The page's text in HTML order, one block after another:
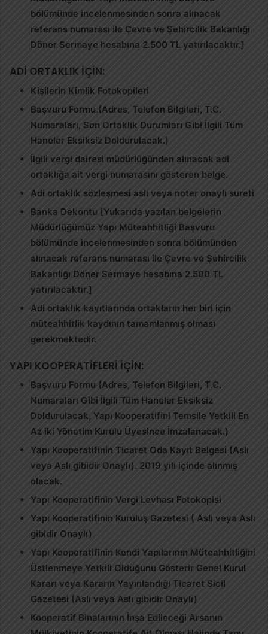
bölümünde incelenmesinden sonra alınacak
referans numarası ile Çevre ve Şehircilik Bakanlığı
Döner Sermaye hesabına 2.500 TL yatırılacaktır.]
ADİ ORTAKLIK İÇİN:
Kişilerin Kimlik Fotokopileri
Başvuru Formu.(Adres, Telefon Bilgileri, T.C.
Numaraları, Son Ortaklık Durumları Gibi İlgili Tüm
Haneler Eksiksiz Doldurulacak.)
İlgili vergi dairesi müdürlüğünden alınacak adi
ortaklığa ait vergi numarasını gösteren belge.
Adi ortaklık sözleşmesi aslı veya noter onaylı sureti
Banka Dekontu [Yukarıda yazılan belgelerin
Müdürlüğümüz Yapı Müteahhitliği Başvuru
bölümünde incelenmesinden sonra bölümünden
alınacak referans numarası ile Çevre ve Şehircilik
Bakanlığı Döner Sermaye hesabına 2.500 TL
yatırılacaktır.]
Adi ortaklık kayıtlarında ortakların her biri için
müteahhitlik kaydının tamamlanmış olması
gerekmektedir.
YAPI KOOPERATİFLERİ İÇİN:
Başvuru Formu (Adres, Telefon Bilgileri, T.C.
Numaraları Gibi İlgili Tüm Haneler Eksiksiz
Doldurulacak, Yapı Kooperatifini Temsile Yetkili En
Az iki Yönetim Kurulu Üyesince İmzalanacak.)
Yapı Kooperatifinin Ticaret Oda Kayıt Belgesi (Aslı
veya Aslı gibidir Onaylı). 2019 yılı içinde alınmış
olacak.
Yapı Kooperatifinin Vergi Levhası Fotokopisi
Yapı Kooperatifinin Kuruluş Gazetesi ( Aslı veya Aslı
gibidir Onaylı)
Yapı Kooperatifinin Kendi Yapılarının Müteahhitliğini
Üstlenmeye Yetkili Olduğunu Gösterir Genel Kurul
Kararı veya Kararın Yayınlandığı Ticaret Sicil
Gazetesi (Aslı veya Aslı gibidir Onaylı)
Kooperatif Binalarının İnşa Edileceği Arsanın